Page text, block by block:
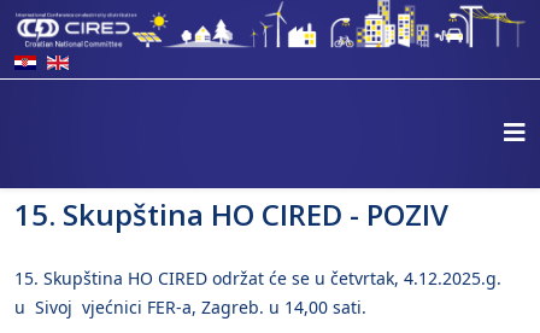
15. Skupština HO CIRED - POZIV
15. Skupština HO CIRED održat će se u četvrtak, 4.12.2025.g.
u Sivoj vjećnici FER-a, Zagreb. u 14,00 sati.